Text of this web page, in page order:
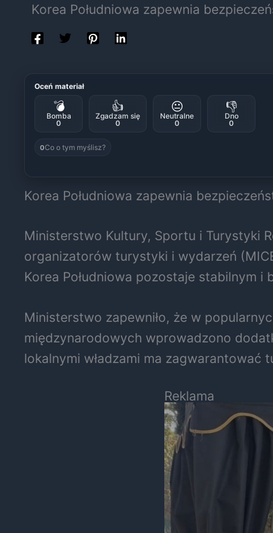
Korea Południowa zapewnia
Oceń materiał
💣
Bomba
0
👍
Zgadzam się
0
😐
Neutralne
0
👎
Dno
0
0Co o tym myślisz?
Korea Południowa zapewnia
Ministerstwo Kultury, Sportu i Turystyki
organizatorów turystyki i wydarzeń
Korea Południowa pozostaje stabilnym
Ministerstwo zapewniło, że w
międzynarodowych wprowadzono
lokalnymi władzami ma
Reklama